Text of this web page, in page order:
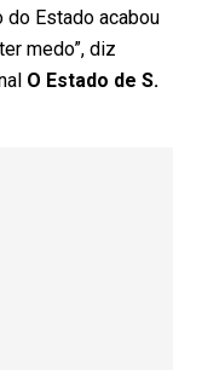
do Estado acabou
medo”, diz
O Estado de S.